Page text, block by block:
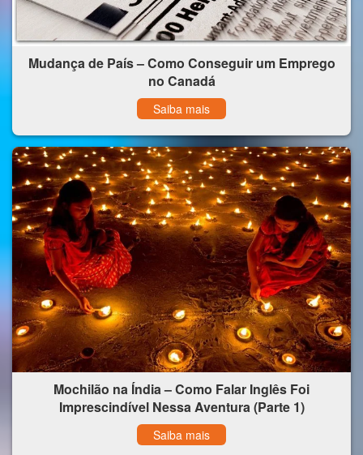
Mudança de País – Como Conseguir um Emprego
no Canadá
Saiba mais
Mochilão na Índia – Como Falar Inglês Foi
Imprescindível Nessa Aventura (Parte 1)
Saiba mais